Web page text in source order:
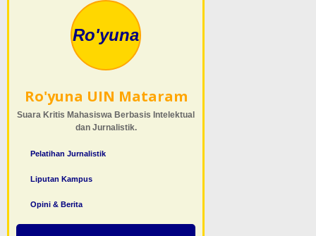
Ro'yuna
Ro'yuna UIN Mataram
Suara Kritis Mahasiswa Berbasis Intelektual
dan Jurnalistik.
Pelatihan Jurnalistik
Liputan Kampus
Opini & Berita